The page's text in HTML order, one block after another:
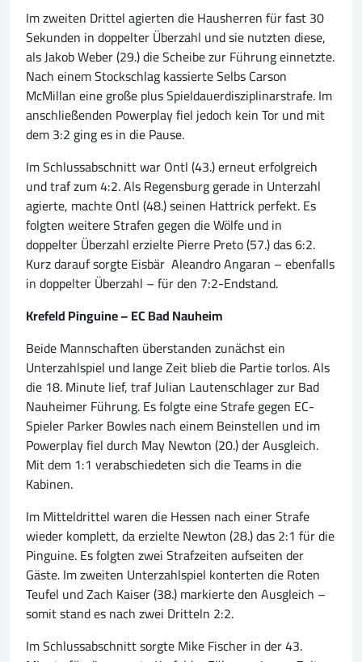
Im zweiten Drittel agierten die Hausherren für fast 30
Sekunden in doppelter Überzahl und sie nutzten diese,
als Jakob Weber (29.) die Scheibe zur Führung einnetzte.
Nach einem Stockschlag kassierte Selbs Carson
McMillan eine große plus Spieldauerdisziplinarstrafe. Im
anschließenden Powerplay fiel jedoch kein Tor und mit
dem 3:2 ging es in die Pause.
Im Schlussabschnitt war Ontl (43.) erneut erfolgreich
und traf zum 4:2. Als Regensburg gerade in Unterzahl
agierte, machte Ontl (48.) seinen Hattrick perfekt. Es
folgten weitere Strafen gegen die Wölfe und in
doppelter Überzahl erzielte Pierre Preto (57.) das 6:2.
Kurz darauf sorgte Eisbär Aleandro Angaran – ebenfalls
in doppelter Überzahl – für den 7:2-Endstand.
Krefeld Pinguine – EC Bad Nauheim
Beide Mannschaften überstanden zunächst ein
Unterzahlspiel und lange Zeit blieb die Partie torlos. Als
die 18. Minute lief, traf Julian Lautenschlager zur Bad
Nauheimer Führung. Es folgte eine Strafe gegen EC-
Spieler Parker Bowles nach einem Beinstellen und im
Powerplay fiel durch May Newton (20.) der Ausgleich.
Mit dem 1:1 verabschiedeten sich die Teams in die
Kabinen.
Im Mitteldrittel waren die Hessen nach einer Strafe
wieder komplett, da erzielte Newton (28.) das 2:1 für die
Pinguine. Es folgten zwei Strafzeiten aufseiten der
Gäste. Im zweiten Unterzahlspiel konterten die Roten
Teufel und Zach Kaiser (38.) markierte den Ausgleich –
somit stand es nach zwei Dritteln 2:2.
Im Schlussabschnitt sorgte Mike Fischer in der 43.